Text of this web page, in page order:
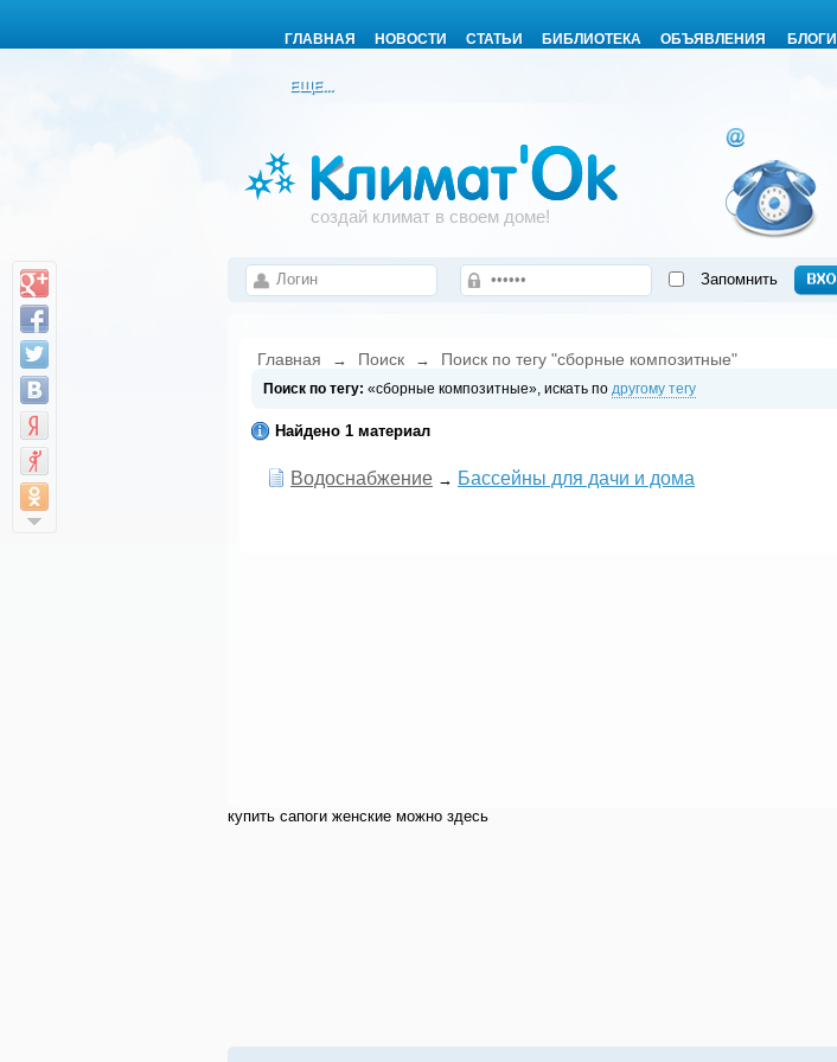
ГЛАВНАЯ НОВОСТИ СТАТЬИ БИБЛИОТЕКА ОБЪЯВЛЕНИЯ БЛОГИ
ЕЩЕ...
создай климат в своем доме!
Запомнить
Главная → Поиск → Поиск по тегу "сборные композитные"
Поиск по тегу: «сборные композитные», искать по другому тегу
Найдено 1 материал
Водоснабжение → Бассейны для дачи и дома
купить cапоги женские можно здесь